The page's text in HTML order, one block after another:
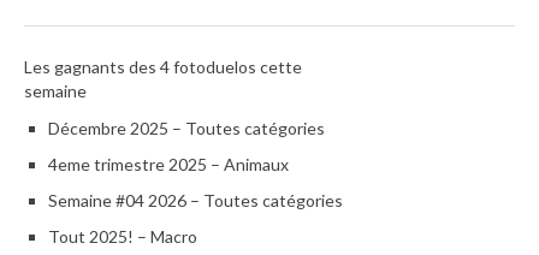
Les gagnants des 4 fotoduelos cette
semaine
Décembre 2025 – Toutes catégories
4eme trimestre 2025 – Animaux
Semaine #04 2026 – Toutes catégories
Tout 2025! – Macro